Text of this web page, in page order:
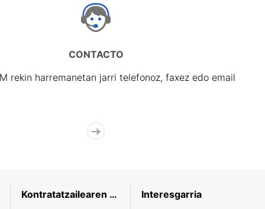
CONTACTO
rekin harremanetan jarri telefonoz, faxez edo email
Kontratatzailearen profila Interesgarria